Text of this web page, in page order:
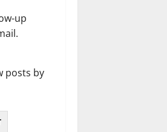
up
posts by